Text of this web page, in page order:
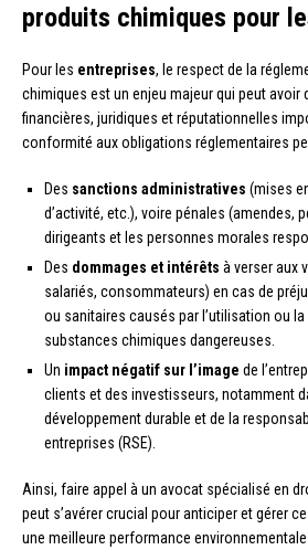
produits chimiques pour
Pour les entreprises, le respect de la
chimiques est un enjeu majeur qui peut avoir
financières, juridiques et réputationnelles
conformité aux obligations réglementaires
Des sanctions administratives (mises
d’activité, etc.), voire pénales (amendes,
dirigeants et les personnes morales
Des dommages et intérêts à verser aux
salariés, consommateurs) en cas de
ou sanitaires causés par l’utilisation ou
substances chimiques dangereuses.
Un impact négatif sur l’image de
clients et des investisseurs, notamment
développement durable et de la
entreprises (RSE).
Ainsi, faire appel à un avocat spécialisé en
peut s’avérer crucial pour anticiper et gérer
une meilleure performance